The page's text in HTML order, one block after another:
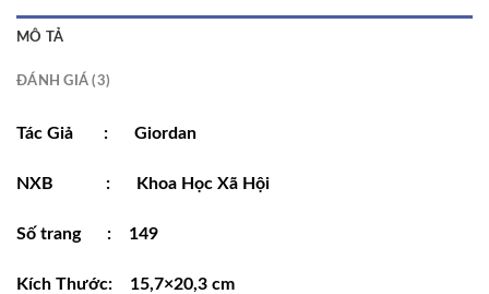
MÔ TẢ
ĐÁNH GIÁ (3)
Tác Giả : Giordan
NXB : Khoa Học Xã Hội
Số trang : 149
Kích Thước: 15,7×20,3 cm